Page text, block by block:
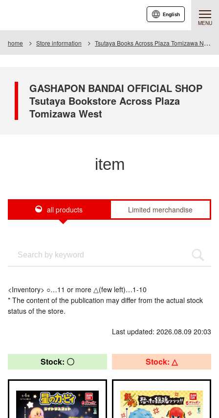
MENU
English
home Store information Tsutaya Books Across Plaza Tomizawa Nishi
GASHAPON BANDAI OFFICIAL SHOP
Tsutaya Bookstore Across Plaza
Tomizawa West
item
all products Limited merchandise
<Inventory> ○…11 or more △(few left)…1-10
* The content of the publication may differ from the actual stock
status of the store.
Last updated: 2026.08.09 20:03
Stock: 〇 Stock: △